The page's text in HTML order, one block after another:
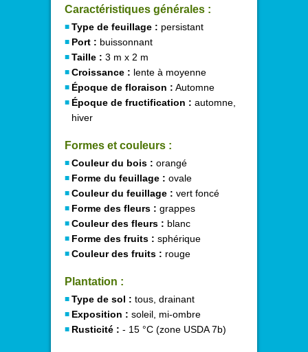
Caractéristiques générales :
Type de feuillage : persistant
Port : buissonnant
Taille : 3 m x 2 m
Croissance : lente à moyenne
Époque de floraison : Automne
Époque de fructification : automne,
hiver
Formes et couleurs :
Couleur du bois : orangé
Forme du feuillage : ovale
Couleur du feuillage : vert foncé
Forme des fleurs : grappes
Couleur des fleurs : blanc
Forme des fruits : sphérique
Couleur des fruits : rouge
Plantation :
Type de sol : tous, drainant
Exposition : soleil, mi-ombre
Rusticité : - 15 °C (zone USDA 7b)